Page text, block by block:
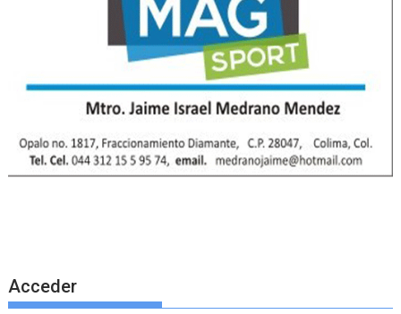
Acceder